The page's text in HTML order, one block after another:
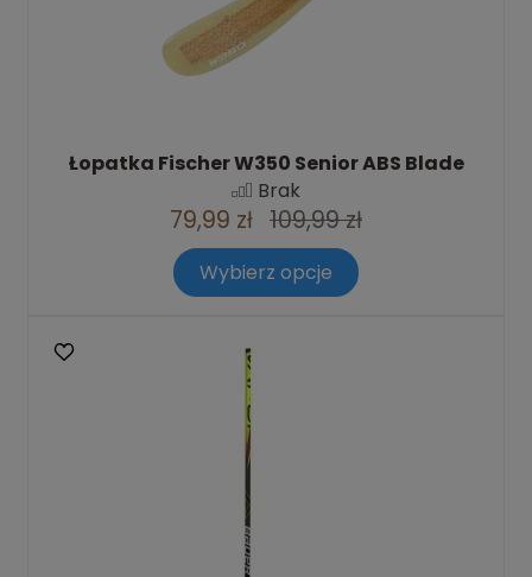
Łopatka Fischer W350 Senior ABS Blade
Brak
79,99 zł 109,99 zł
Wybierz opcje